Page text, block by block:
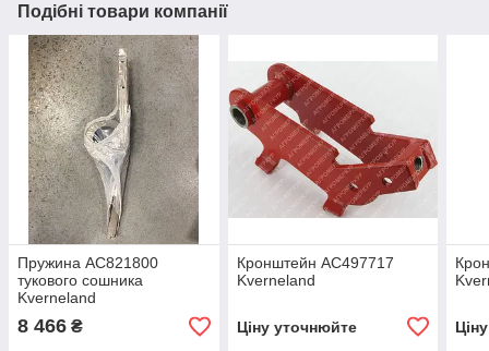
Подібні товари компанії
Пружина AC821800
тукового сошника
Kverneland
8 466 ₴
Кронштейн AC497717
Kverneland
Ціну уточнюйте